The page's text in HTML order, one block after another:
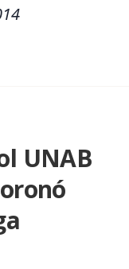
UNAB